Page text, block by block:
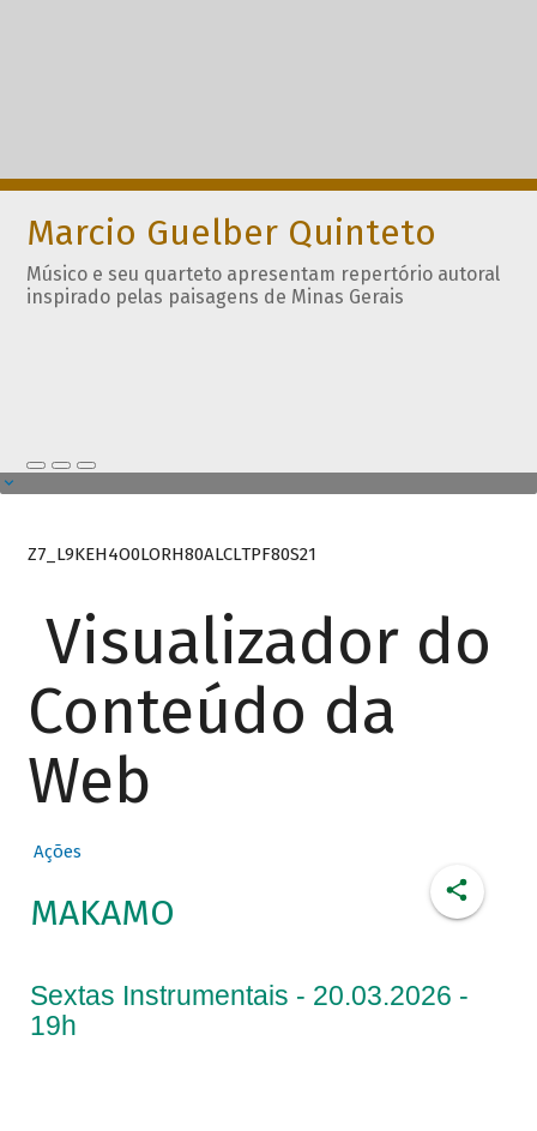
Marcio Guelber Quinteto
Músico e seu quarteto apresentam repertório autoral
inspirado pelas paisagens de Minas Gerais
Z7_L9KEH4O0LORH80ALCLTPF80S21
Visualizador do
Conteúdo da
Web
Ações
MAKAMO
Sextas Instrumentais - 20.03.2026 -
19h